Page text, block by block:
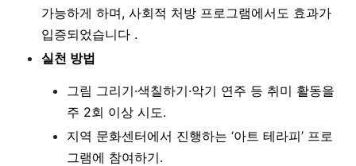
가능하게 하며, 사회적 처방 프로그램에서도 효과가
입증되었습니다 .
실천 방법
그림 그리기·색칠하기·악기 연주 등 취미 활동을
주 2회 이상 시도.
지역 문화센터에서 진행하는 ‘아트 테라피’ 프로
그램에 참여하기.